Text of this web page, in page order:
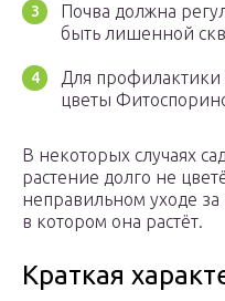
Почва должна
быть лишенной
Для профилактики
цветы
В некоторых случаях
растение долго не
неправильном уходе
в котором она растёт.
Краткая